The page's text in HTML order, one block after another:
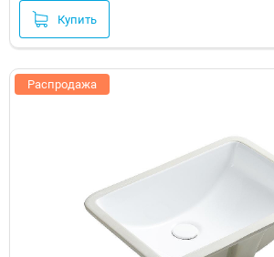
Купить
Распродажа